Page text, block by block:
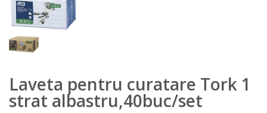
Laveta pentru curatare Tork 1
strat albastru,40buc/set